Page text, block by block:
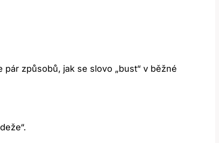
způsobů, jak se slovo „bust“ v běžné